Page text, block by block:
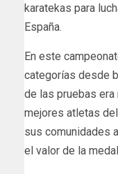
karatekas para
España.
En este
categorías desde
de las pruebas
mejores atletas
sus comunidades
el valor de la